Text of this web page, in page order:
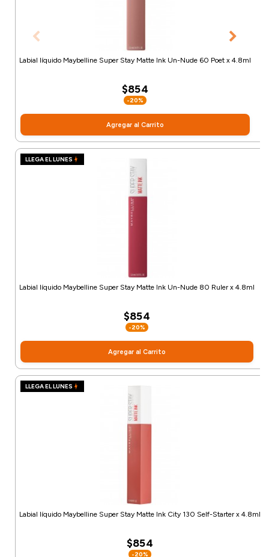
Labial líquido Maybelline Super Stay Matte Ink Un-Nude 60 Poet x 4.8ml
$854
-20%
Agregar al Carrito
LLEGA EL LUNES
Labial líquido Maybelline Super Stay Matte Ink Un-Nude 80 Ruler x 4.8ml
$854
-20%
Agregar al Carrito
LLEGA EL LUNES
Labial líquido Maybelline Super Stay Matte Ink City 130 Self-Starter x 4.8ml
$854
-20%